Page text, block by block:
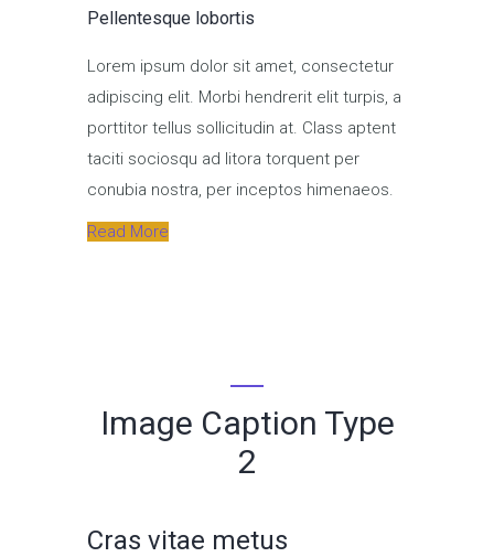
Pellentesque lobortis
Lorem ipsum dolor sit amet, consectetur
adipiscing elit. Morbi hendrerit elit turpis, a
porttitor tellus sollicitudin at. Class aptent
taciti sociosqu ad litora torquent per
conubia nostra, per inceptos himenaeos.
Read More
Image Caption Type
2
Cras vitae metus